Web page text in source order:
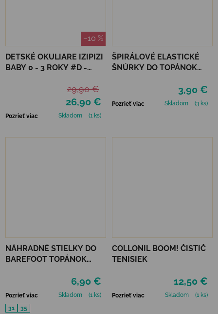
–10 %
DETSKÉ OKULIARE IZIPIZI
BABY 0 - 3 ROKY #D -
26,90 €
29,90 €
Pozrieť viac Skladom (1 ks)
ŠPIRÁLOVÉ ELASTICKÉ
ŠNÚRKY DO TOPÁNOK
3,90 €
Pozrieť viac Skladom (3 ks)
NÁHRADNÉ STIELKY DO
BAREFOOT TOPÁNOK
6,90 €
Pozrieť viac Skladom
(1 ks)
31
35
COLLONIL BOOM! ČISTIČ
TENISIEK
12,50 €
Pozrieť viac Skladom (1 ks)